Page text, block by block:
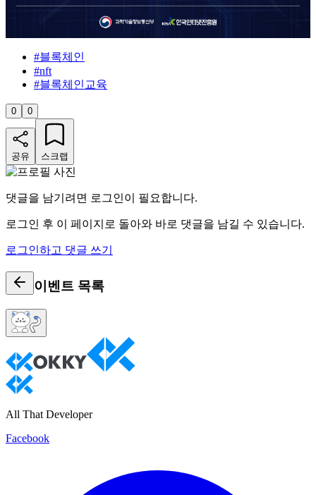
#블록체인
#nft
#블록체인교육
0 0
공유 스크랩
댓글을 남기려면 로그인이 필요합니다.
로그인 후 이 페이지로 돌아와 바로 댓글을 남길 수 있습니다.
로그인하고 댓글 쓰기
이벤트 목록
All That Developer
Facebook